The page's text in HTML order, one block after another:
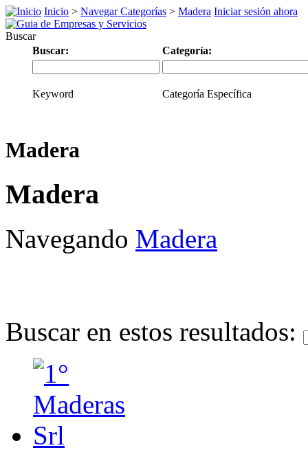
Inicio > Navegar Categorías > Madera Iniciar sesión ahora
Buscar
Buscar:
Categoría:
Keyword Categoría Específica
Madera
Madera
Navegando Madera
Buscar en estos resultados: